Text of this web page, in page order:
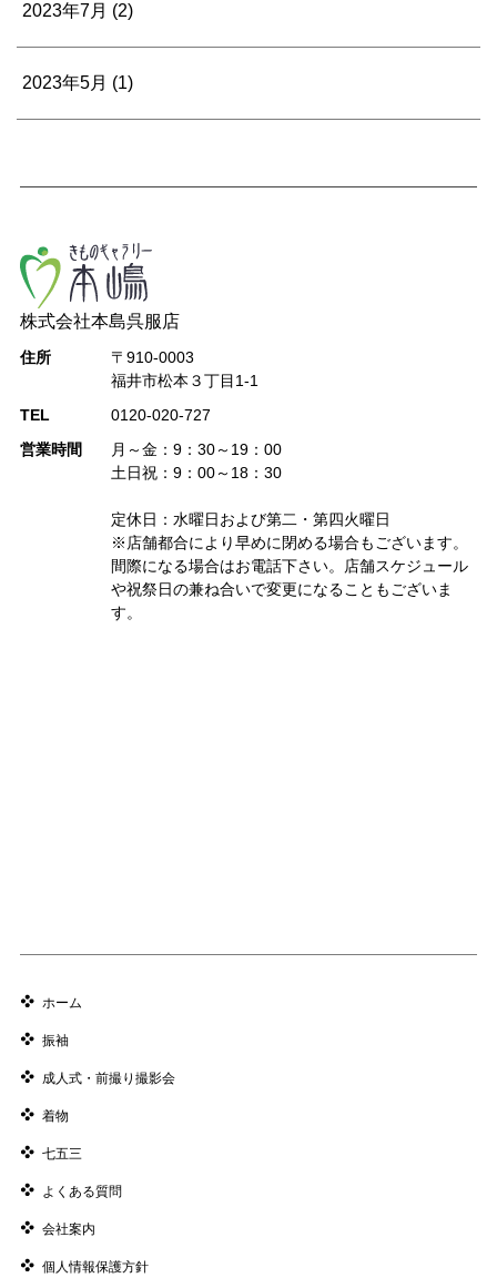
2023年7月 (2)
2023年5月 (1)
株式会社本島呉服店
住所
〒910-0003
福井市松本３丁目1-1
TEL
0120-020-727
営業時間
月～金：9：30～19：00
土日祝：9：00～18：30
定休日：水曜日および第二・第四火曜日
※店舗都合により早めに閉める場合もございます。
間際になる場合はお電話下さい。店舗スケジュール
や祝祭日の兼ね合いで変更になることもございま
す。
ホーム
振袖
成人式・前撮り撮影会
着物
七五三
よくある質問
会社案内
個人情報保護方針